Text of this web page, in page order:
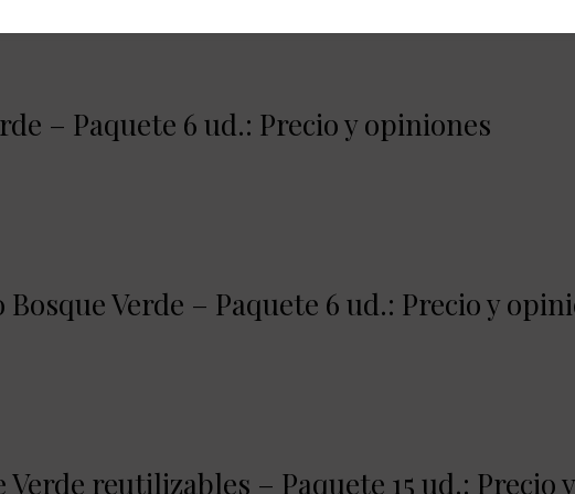
– Paquete 6 ud.: Precio y opiniones
Verde – Paquete 6 ud.: Precio y
reutilizables – Paquete 15 ud.: Precio